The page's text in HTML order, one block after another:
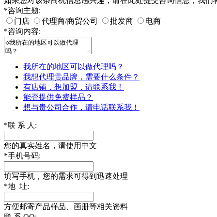
*咨询主题:
门店
代理商/商贸公司 批发商
电商
*咨询内容:
我所在的地区可以做代理吗？
我想代理贵品牌，需要什么条件？
有店铺，想加盟，请联系我！
能否提供免费样品？
想与贵公司合作，请电话联系我！
*联 系 人:
您的真实姓名，请使用中文
*手机号码:
填写手机，您的需求可得到迅速处理
*地 址:
方便邮寄产品样品、画册等相关资料